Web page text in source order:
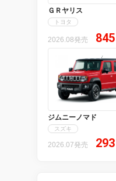
ＧＲヤリス
トヨタ
2026.08発売 845
ジムニーノマド
スズキ
2026.07発売 293